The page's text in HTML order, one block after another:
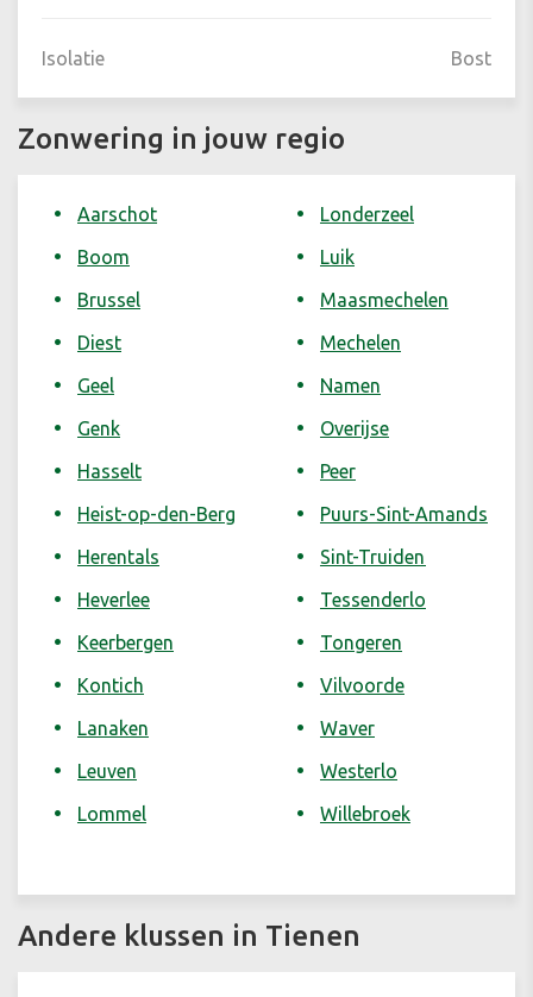
Isolatie Bost
Zonwering in jouw regio
Aarschot
Boom
Brussel
Diest
Geel
Genk
Hasselt
Heist-op-den-Berg
Herentals
Heverlee
Keerbergen
Kontich
Lanaken
Leuven
Lommel
Londerzeel
Luik
Maasmechelen
Mechelen
Namen
Overijse
Peer
Puurs-Sint-Amands
Sint-Truiden
Tessenderlo
Tongeren
Vilvoorde
Waver
Westerlo
Willebroek
Andere klussen in Tienen